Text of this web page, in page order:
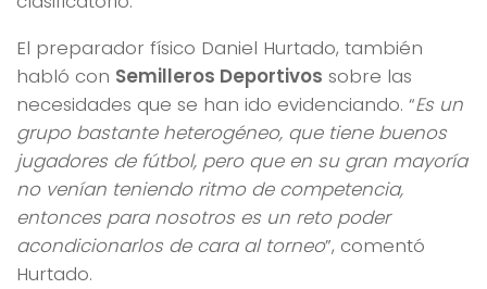
El preparador físico Daniel Hurtado, también
habló con Semilleros Deportivos sobre las
necesidades que se han ido evidenciando. “Es un
grupo bastante heterogéneo, que tiene buenos
jugadores de fútbol, pero que en su gran mayoría
no venían teniendo ritmo de competencia,
entonces para nosotros es un reto poder
acondicionarlos de cara al torneo”, comentó
Hurtado.